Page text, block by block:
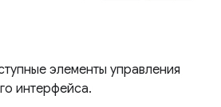
элементы управления
интерфейса.